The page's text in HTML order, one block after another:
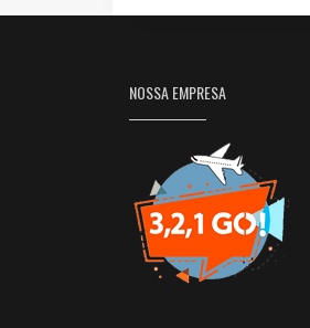
NOSSA EMPRESA